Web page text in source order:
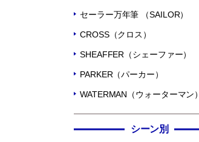
セーラー万年筆 （SAILOR）
CROSS（クロス）
SHEAFFER（シェーファー）
PARKER（パーカー）
WATERMAN（ウォーターマン）
シーン別